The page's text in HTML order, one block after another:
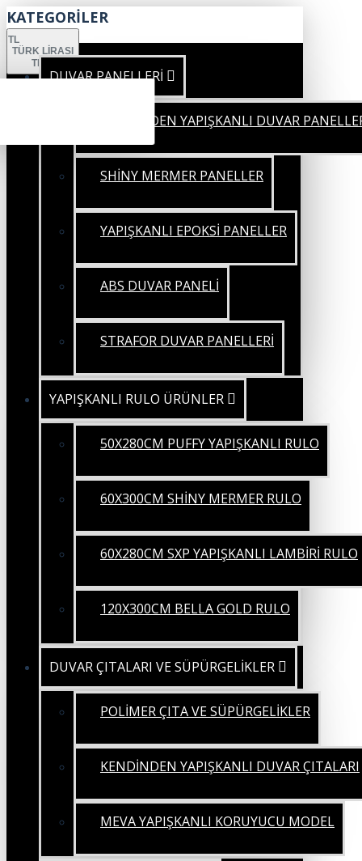
KATEGORİLER
TL
TÜRK LIRASI
TRY
DUVAR PANELLERİ
KENDİNDEN YAPIŞKANLI DUVAR
SHİNY MERMER PANELLER
YAPIŞKANLI EPOKSİ PANELLER
ABS DUVAR PANELİ
STRAFOR DUVAR PANELLERİ
YAPIŞKANLI RULO ÜRÜNLER
50X280CM PUFFY YAPIŞKANLI RULO
60X300CM SHİNY MERMER RULO
60X280CM SXP YAPIŞKANLI LAMBİRİ RULO
120X300CM BELLA GOLD RULO
DUVAR ÇITALARI VE SÜPÜRGELİKLER
POLİMER ÇITA VE SÜPÜRGELİKLER
KENDİNDEN YAPIŞKANLI DUVAR ÇITALARI
MEVA YAPIŞKANLI KORUYUCU MODEL